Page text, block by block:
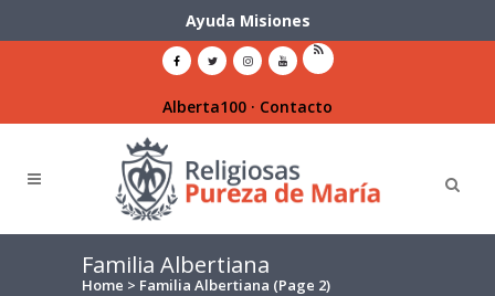
Ayuda Misiones
Alberta100 · Contacto
Familia Albertiana
Home > Familia Albertiana (Page 2)